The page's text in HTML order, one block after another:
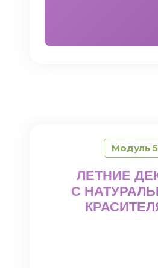
ЛЕТНИЕ
С
Модуль 5